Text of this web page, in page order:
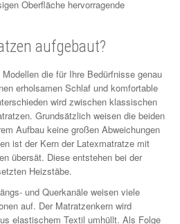
Oberfläche hervorragende
aufgebaut?
die für Ihre Bedürfnisse genau
erholsamen Schlaf und komfortable
wird zwischen klassischen
Grundsätzlich weisen die beiden
Aufbau keine großen Abweichungen
ist der Kern der Latexmatratze mit
übersät. Diese entstehen bei der
Heizstäbe.
und Querkanäle weisen viele
auf. Der Matratzenkern wird
elastischem Textil umhüllt. Als Folge